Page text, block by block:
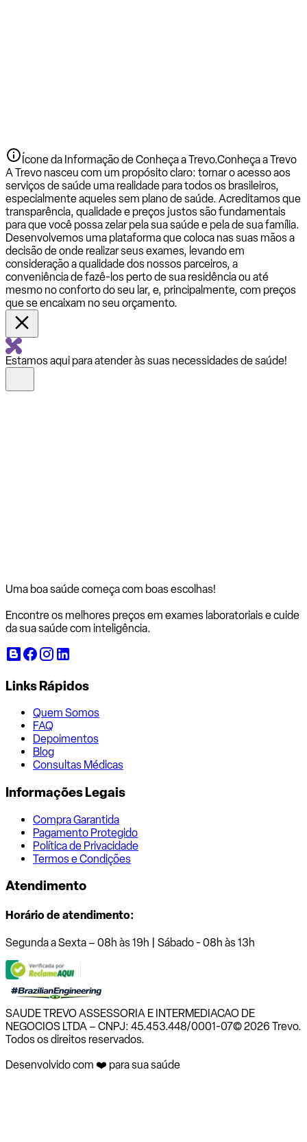
Ícone da Informação de Conheça a Trevo.Conheça a Trevo
A Trevo nasceu com um propósito claro: tornar o acesso aos
serviços de saúde uma realidade para todos os brasileiros,
especialmente aqueles sem plano de saúde. Acreditamos que
transparência, qualidade e preços justos são fundamentais
para que você possa zelar pela sua saúde e pela de sua família.
Desenvolvemos uma plataforma que coloca nas suas mãos a
decisão de onde realizar seus exames, levando em
consideração a qualidade dos nossos parceiros, a
conveniência de fazê-los perto de sua residência ou até
mesmo no conforto do seu lar, e, principalmente, com preços
que se encaixam no seu orçamento.
Estamos aqui para atender às suas necessidades de saúde!
Uma boa saúde começa com boas escolhas!
Encontre os melhores preços em exames laboratoriais e cuide
da sua saúde com inteligência.
Links Rápidos
Quem Somos
FAQ
Depoimentos
Blog
Consultas Médicas
Informações Legais
Compra Garantida
Pagamento Protegido
Política de Privacidade
Termos e Condições
Atendimento
Horário de atendimento:
Segunda a Sexta – 08h às 19h | Sábado - 08h às 13h
SAUDE TREVO ASSESSORIA E INTERMEDIACAO DE
NEGOCIOS LTDA – CNPJ: 45.453.448/0001-07© 2026 Trevo.
Todos os direitos reservados.
Desenvolvido com ❤️ para sua saúde